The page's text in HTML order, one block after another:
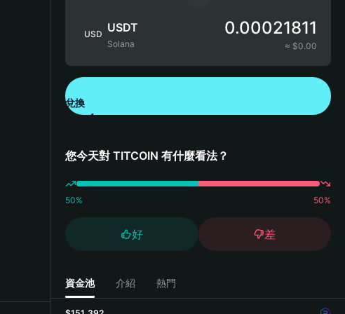
USD USDT
Solana
0.00021811
≈ $0.00
兌換
您今天對 TITCOIN 有什麼看法？
50% 50%
好 差
資金池 介紹 熱門